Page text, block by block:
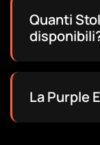
Quanti
La Purple